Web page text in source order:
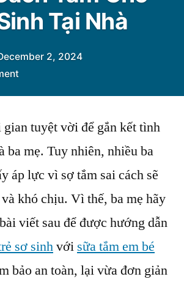
Tại Nhà
2, 2024
on
Quan
Trong
Cách
Tắm
Trẻ
Sơ
tuyệt vời để gắn kết tình
ba mẹ. Tuy nhiên, nhiều ba
áp lực vì sợ tắm sai cách sẽ
khó chịu. Vì thế, ba mẹ hãy
viết sau để được hướng dẫn
sơ sinhvới sữa tắm em bé
bảo an toàn, lại vừa đơn giản